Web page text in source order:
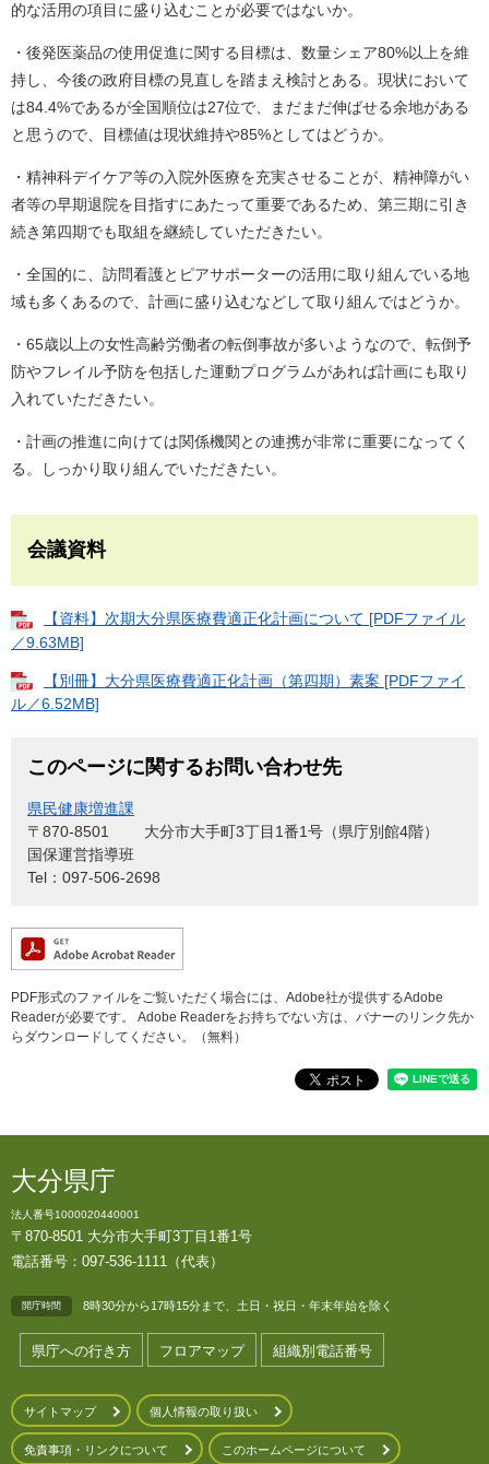
的な活用の項目に盛り込むことが必要ではないか。
・後発医薬品の使用促進に関する目標は、数量シェア80%以上を維
持し、今後の政府目標の見直しを踏まえ検討とある。現状において
は84.4%であるが全国順位は27位で、まだまだ伸ばせる余地がある
と思うので、目標値は現状維持や85%としてはどうか。
・精神科デイケア等の入院外医療を充実させることが、精神障がい
者等の早期退院を目指すにあたって重要であるため、第三期に引き
続き第四期でも取組を継続していただきたい。
・全国的に、訪問看護とピアサポーターの活用に取り組んでいる地
域も多くあるので、計画に盛り込むなどして取り組んではどうか。
・65歳以上の女性高齢労働者の転倒事故が多いようなので、転倒予
防やフレイル予防を包括した運動プログラムがあれば計画にも取り
入れていただきたい。
・計画の推進に向けては関係機関との連携が非常に重要になってく
る。しっかり取り組んでいただきたい。
会議資料
【資料】次期大分県医療費適正化計画について [PDFファイル
／9.63MB]
【別冊】大分県医療費適正化計画（第四期）素案 [PDFファイ
ル／6.52MB]
このページに関するお問い合わせ先
県民健康増進課
〒870-8501
大分市大手町3丁目1番1号（県庁別館4階）
国保運営指導班
Tel：097-506-2698
PDF形式のファイルをご覧いただく場合には、Adobe社が提供するAdobe
Readerが必要です。
Adobe Readerをお持ちでない方は、バナーのリンク先か
らダウンロードしてください。（無料）
大分県庁
法人番号1000020440001
〒870-8501 大分市大手町3丁目1番1号
電話番号：097-536-1111（代表）
開庁時間 8時30分から17時15分まで、土日・祝日・年末年始を除く
県庁への行き方 フロアマップ 組織別電話番号
サイトマップ 個人情報の取り扱い
免責事項・リンクについて このホームページについて